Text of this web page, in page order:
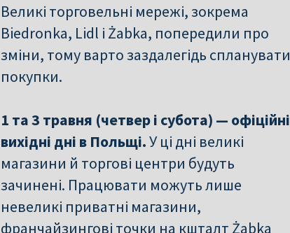
Великі торговельні мережі, зокрема
Biedronka, Lidl і Żabka, попередили про
зміни, тому варто заздалегідь спланувати
покупки.
1 та 3 травня (четвер і субота) — офіційні
вихідні дні в Польщі.У ці дні великі
магазини й торгові центри будуть
зачинені. Працювати можуть лише
невеликі приватні магазини,
франчайзингові точки на кшталт Żabka